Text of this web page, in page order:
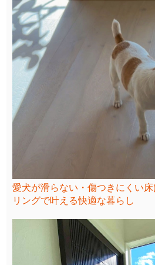
愛犬が滑らない・傷つきにくい
リングで叶える快適な暮らし